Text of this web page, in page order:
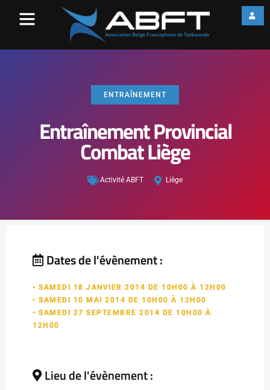
ENTRAÎNEMENT
Entraînement Provincial
Combat Liège
Activité ABFT Liège
Dates de l'évènement :
• SAMEDI 18 JANVIER 2014 DE 10H00 À 12H00
• SAMEDI 10 MAI 2014 DE 10H00 À 12H00
• SAMEDI 27 SEPTEMBRE 2014 DE 10H00 À
12H00
Lieu de l'évènement :